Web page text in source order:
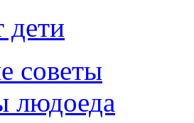
дети
советы
людоеда